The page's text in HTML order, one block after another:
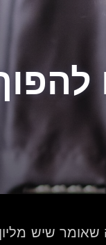
שאומר שיש